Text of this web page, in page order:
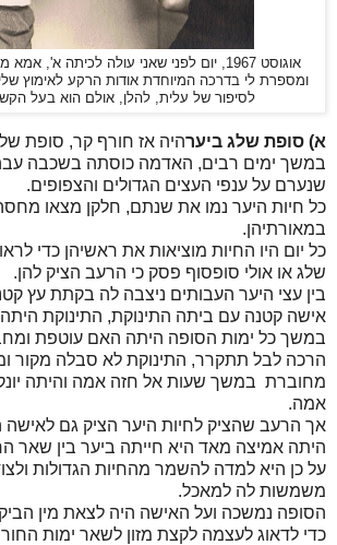
אוגוסט 1967, יום לפני שאני עולה לכיתה א',
ומספרת לי בדרכה המיוחדת אודות הרקע לאימוץ
לסיפור של עלית, להלן, אולם הוא בעל
א) סופת שלג ביערהיה אז חורף קר, סופת
במשך ימים רבים, האדמה כוסתה בשכבה
שנערם על ענפי העצים הגדולים והצפופים.
כל חיות היער נמו את שנתם, חלקן מצאו
במאורתיהן.
כל יום היו החיות מוציאות את ראשיהן כדי
שלג או אולי סופסוף פסק כי הרעב הציק להן.
בין עצי היער העבותים ניצבה לה בקתת עץ
אישה קטנה עם ביתה התינוקת, התינוקת
במשך כל ימות הסופה היתה האם עוטפת
הרכה לבל תתקרר, התינוקת לא סבלה מקור
מחוברת במשך שעות אל חזה אמה והיתה
אמה.
אך הרעב שהציק לחיות היער הציק גם
היתה אמיצה מאד היא חייתה ביער בין שאר
על כן היא למדה להשמר מהחיות הגדולות
משמשות לה למאכל.
הסופה נמשכה ועל האישה היה לצאת מין
כדי לדאוג לעצמה לקצת מזון לשאר ימות